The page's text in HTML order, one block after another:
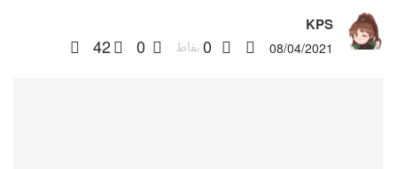
KPS
08/04/2021
0 نقاط 0
42